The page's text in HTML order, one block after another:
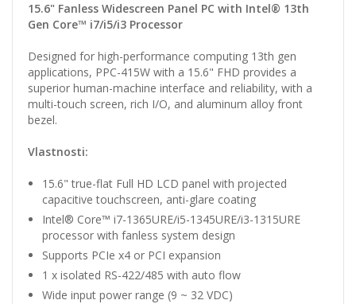
15.6" Fanless Widescreen Panel PC with Intel® 13th
Gen Core™ i7/i5/i3 Processor
Designed for high-performance computing 13th gen
applications, PPC-415W with a 15.6" FHD provides a
superior human-machine interface and reliability, with a
multi-touch screen, rich I/O, and aluminum alloy front
bezel.
Vlastnosti:
15.6" true-flat Full HD LCD panel with projected
capacitive touchscreen, anti-glare coating
Intel® Core™ i7-1365URE/i5-1345URE/i3-1315URE
processor with fanless system design
Supports PCIe x4 or PCI expansion
1 x isolated RS-422/485 with auto flow
Wide input power range (9 ~ 32 VDC)